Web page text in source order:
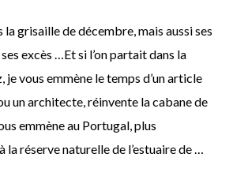
la grisaille de décembre, mais aussi ses
excès …Et si l’on partait dans la
je vous emmène le temps d’un article
un architecte, réinvente la cabane de
emmène au Portugal, plus
la réserve naturelle de l’estuaire de …